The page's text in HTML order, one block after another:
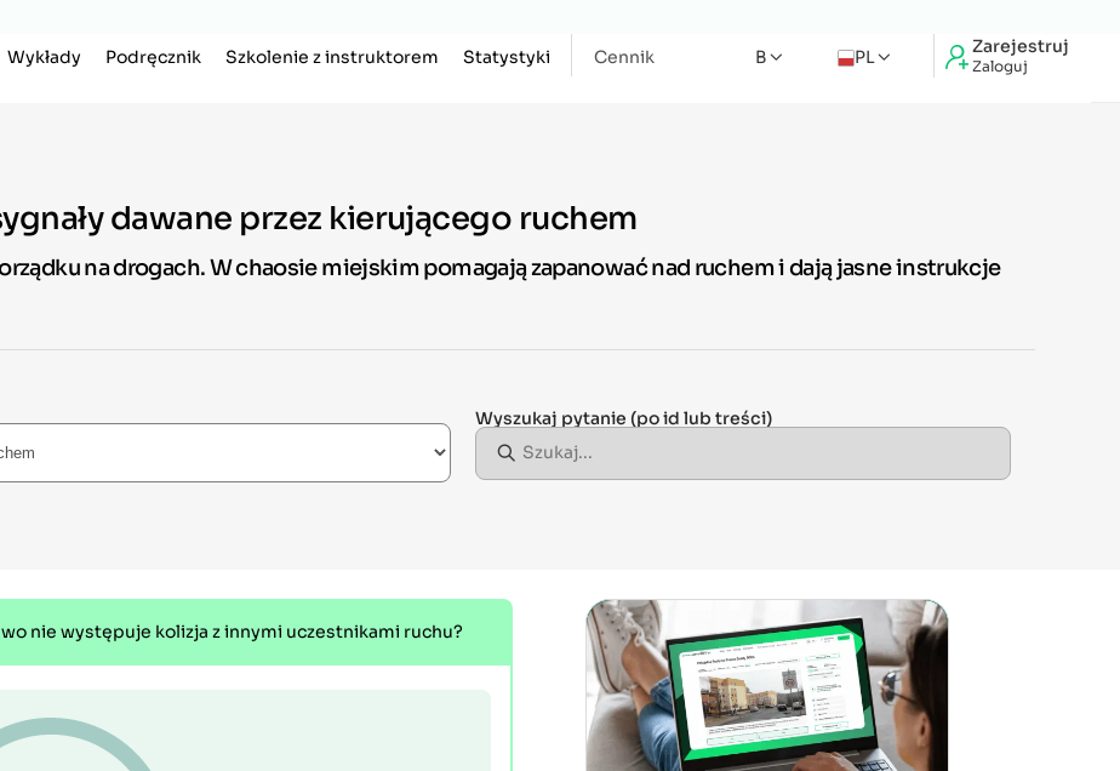
Zarejestruj
Zaloguj
PL
Wykłady Podręcznik Szkolenie z instruktorem Statystyki Cennik B
dawane przez kierującego ruchem
na drogach. W chaosie miejskim pomagają zapanować nad ruchem i dają jasne instrukcje
Wyszukaj pytanie (po id lub treści)
nie występuje kolizja z innymi uczestnikami ruchu?